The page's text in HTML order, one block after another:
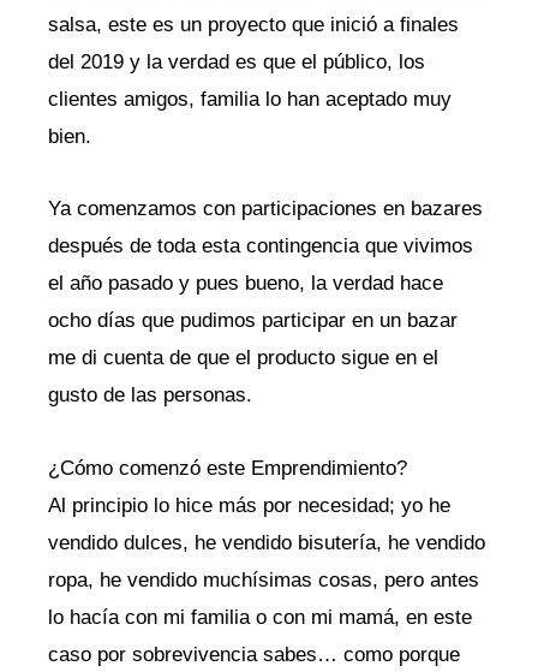
salsa, este es un proyecto que inició a finales
del 2019 y la verdad es que el público, los
clientes amigos, familia lo han aceptado muy
bien.
Ya comenzamos con participaciones en bazares
después de toda esta contingencia que vivimos
el año pasado y pues bueno, la verdad hace
ocho días que pudimos participar en un bazar
me di cuenta de que el producto sigue en el
gusto de las personas.
¿Cómo comenzó este Emprendimiento?
Al principio lo hice más por necesidad; yo he
vendido dulces, he vendido bisutería, he vendido
ropa, he vendido muchísimas cosas, pero antes
lo hacía con mi familia o con mi mamá, en este
caso por sobrevivencia sabes… como porque